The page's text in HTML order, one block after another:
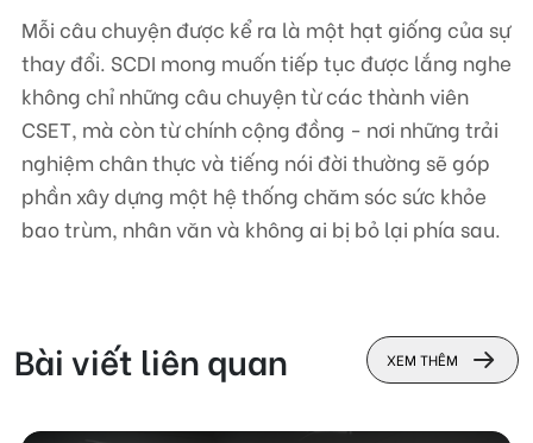
Mỗi câu chuyện được kể ra là một hạt giống của sự
thay đổi. SCDI mong muốn tiếp tục được lắng nghe
không chỉ những câu chuyện từ các thành viên
CSET, mà còn từ chính cộng đồng - nơi những trải
nghiệm chân thực và tiếng nói đời thường sẽ góp
phần xây dựng một hệ thống chăm sóc sức khỏe
bao trùm, nhân văn và không ai bị bỏ lại phía sau.
Bài viết liên quan XEM THÊM